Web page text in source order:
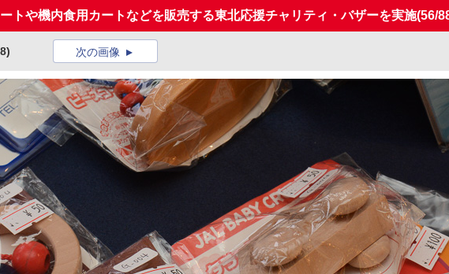
トや機内食用カートなどを販売する東北応援チャリティ・バザーを実施(56/
次の画像